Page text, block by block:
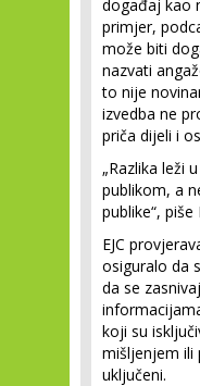
događaj kao
primjer,
može biti
nazvati
to nije
izvedba ne
priča dijeli i
„Razlika leži
publikom, a
publike“, piše
EJC
osiguralo da
da se
koji su
mišljenjem ili
uključeni.